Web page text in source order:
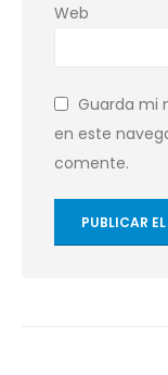
Web
Guarda mi
en este
comente.